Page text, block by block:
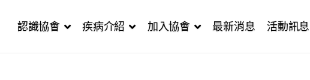
認識協會 疾病介紹 加入協會 最新消息 活動訊息